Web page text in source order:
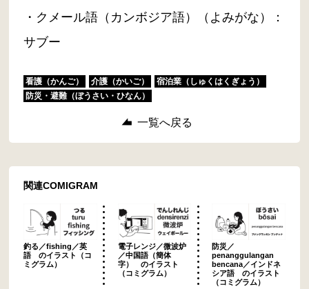
・クメール語（カンボジア語）（よみがな）：
サブー
看護（かんご） 介護（かいご）
宿泊業（しゅくはくぎょう）
防災・避難（ぼうさい・ひなん）
一覧へ戻る
関連COMIGRAM
釣る／fishing／英
語 のイラスト（コ
ミグラム）
電子レンジ／微波炉
／中国語（簡体
字） のイラスト
（コミグラム）
防災／
penanggulangan
bencana／インドネ
シア語 のイラスト
（コミグラム）